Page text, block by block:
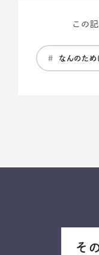
この
# なんのため
そ